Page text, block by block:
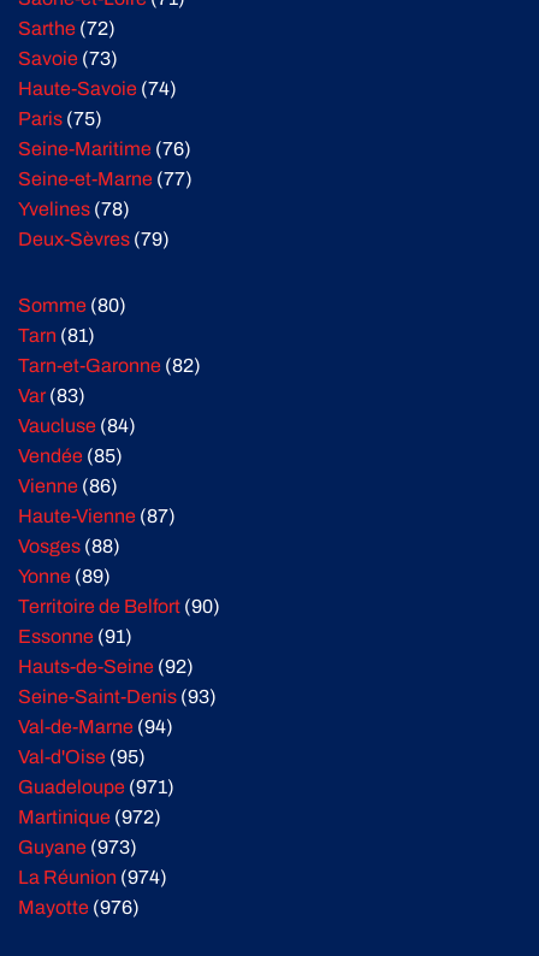
Sarthe (72)
Savoie (73)
Haute-Savoie (74)
Paris (75)
Seine-Maritime (76)
Seine-et-Marne (77)
Yvelines (78)
Deux-Sèvres (79)
Somme (80)
Tarn (81)
Tarn-et-Garonne (82)
Var(83)
Vaucluse (84)
Vendée (85)
Vienne (86)
Haute-Vienne (87)
Vosges (88)
Yonne (89)
Territoire de Belfort (90)
Essonne (91)
Hauts-de-Seine (92)
Seine-Saint-Denis (93)
Val-de-Marne (94)
Val-d'Oise (95)
Guadeloupe (971)
Martinique (972)
Guyane (973)
La Réunion (974)
Mayotte (976)